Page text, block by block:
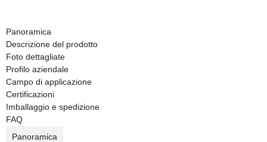
Panoramica
Descrizione del prodotto
Foto dettagliate
Profilo aziendale
Campo di applicazione
Certificazioni
Imballaggio e spedizione
FAQ
Panoramica